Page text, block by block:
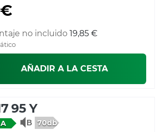
no incluido 19,85 €
AÑADIR A LA CESTA
95 Y
A 70db